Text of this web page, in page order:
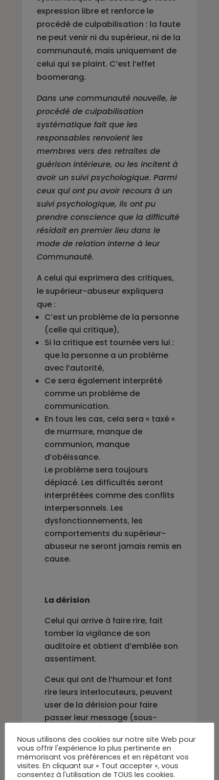
expression libre et renforce le
procédé de culpabilisation : la faute
ne peut venir ni du supérieur, ni de la
communauté, mais uniquement de
celui qui se plaint. C’est l’effet
boomerang.
Dans une communauté nouvelle, le
procédé de culpabilisation
systématique fait que les
responsables renvoient les
membres vers des retraites de
guérison intérieure, ou les incitent à
avoir un suivi psychologique. Parmi
ceux qui ont pu avoir recours à un
suivi psychologique, ils ont pu
prendre conscience que la difficulté
résidait en premier lieu dans le
mode de relation interne à leur
Communauté.
A celui qui exprimera des critiques,
le supérieur-abuseur expliquera
que :
C’est un problème de la personne
(celle qui critique),
Si la critique est tournée vers lui :
que la personne a un problème
avec l’autorité,
Ce sera également interprété
comme un problème de
communication.
En tous les cas, cela sera « taxé »
de murmure, manque de
communion, manque
d’obéissance.
Le problème sera toujours
déplacé. Les difficultés seront
interprétées comme des conflits
interpersonnels. Les
dysfonctionnements, les
comportements du supérieur-
abuseur ne seront jamais remis en
cause.
La dérision
Celui qui arrive à faire rire, fait
tomber la vigilance de son
auditoire et obtient d’emblée son
assentiment.
Ceux qui ont de l’humour et font
rire leurs interlocuteurs, peuvent
user de la dérision pour faire
passer leur message (sous-
critique soit en éveil.
Le rire est comme souverain et fait
taire les oppositions ou les
Nous utilisons des cookies sur notre site Web pour
vous offrir l'expérience la plus pertinente en
mémorisant vos préférences et en répétant vos
visites. En cliquant sur « Tout accepter », vous
consentez à l'utilisation de TOUS les cookies.